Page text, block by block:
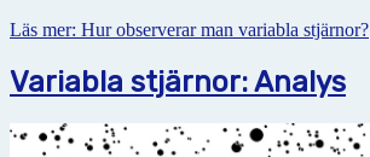
Läs mer: Hur observerar man variabla stjärnor?
Variabla stjärnor: Analys